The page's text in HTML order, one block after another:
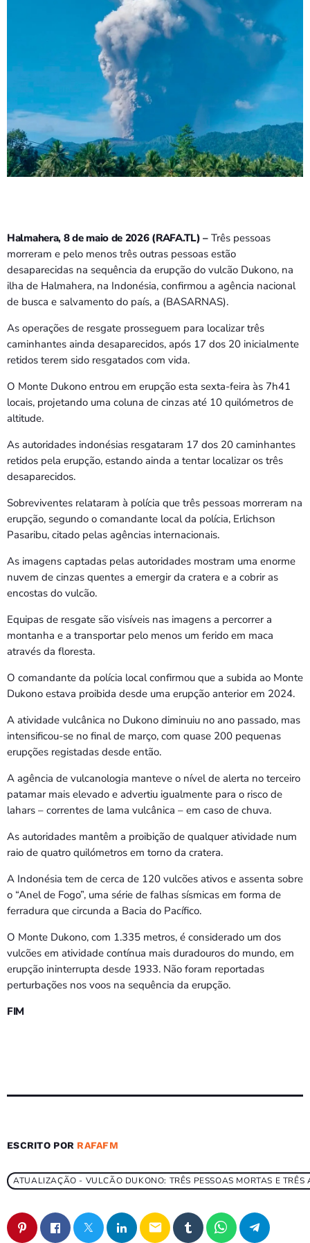
Halmahera, 8 de maio de 2026 (RAFA.TL) – Três pessoas
morreram e pelo menos três outras pessoas estão
desaparecidas na sequência da erupção do vulcão Dukono, na
ilha de Halmahera, na Indonésia, confirmou a agência nacional
de busca e salvamento do país, a (BASARNAS).
As operações de resgate prosseguem para localizar três
caminhantes ainda desaparecidos, após 17 dos 20 inicialmente
retidos terem sido resgatados com vida.
O Monte Dukono entrou em erupção esta sexta-feira às 7h41
locais, projetando uma coluna de cinzas até 10 quilómetros de
altitude.
As autoridades indonésias resgataram 17 dos 20 caminhantes
retidos pela erupção, estando ainda a tentar localizar os três
desaparecidos.
Sobreviventes relataram à polícia que três pessoas morreram na
erupção, segundo o comandante local da polícia, Erlichson
Pasaribu, citado pelas agências internacionais.
As imagens captadas pelas autoridades mostram uma enorme
nuvem de cinzas quentes a emergir da cratera e a cobrir as
encostas do vulcão.
Equipas de resgate são visíveis nas imagens a percorrer a
montanha e a transportar pelo menos um ferido em maca
através da floresta.
O comandante da polícia local confirmou que a subida ao Monte
Dukono estava proibida desde uma erupção anterior em 2024.
A atividade vulcânica no Dukono diminuiu no ano passado, mas
intensificou-se no final de março, com quase 200 pequenas
erupções registadas desde então.
A agência de vulcanologia manteve o nível de alerta no terceiro
patamar mais elevado e advertiu igualmente para o risco de
lahars – correntes de lama vulcânica – em caso de chuva.
As autoridades mantêm a proibição de qualquer atividade num
raio de quatro quilómetros em torno da cratera.
A Indonésia tem de cerca de 120 vulcões ativos e assenta sobre
o “Anel de Fogo”, uma série de falhas sísmicas em forma de
ferradura que circunda a Bacia do Pacífico.
O Monte Dukono, com 1.335 metros, é considerado um dos
vulcões em atividade contínua mais duradouros do mundo, em
erupção ininterrupta desde 1933. Não foram reportadas
perturbações nos voos na sequência da erupção.
FIM
ESCRITO POR RAFAFM
ATUALIZAÇÃO - VULCÃO DUKONO: TRÊS PESSOAS MORTAS E TRÊS
email